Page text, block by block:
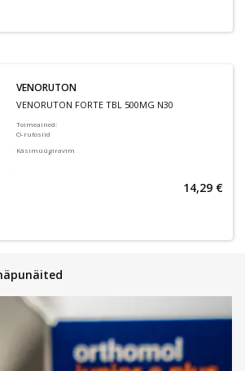
VENORUTON
VENORUTON FORTE TBL 500MG N30
Toimeained:
O-rutosiid
Käsimüügiravim
14,29 €